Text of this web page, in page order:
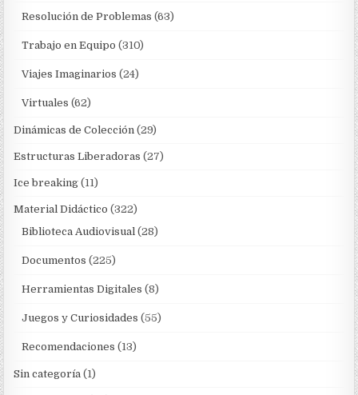
Resolución de Problemas (63)
Trabajo en Equipo (310)
Viajes Imaginarios (24)
Virtuales (62)
Dinámicas de Colección (29)
Estructuras Liberadoras (27)
Ice breaking (11)
Material Didáctico (322)
Biblioteca Audiovisual (28)
Documentos (225)
Herramientas Digitales (8)
Juegos y Curiosidades (55)
Recomendaciones (13)
Sin categoría (1)